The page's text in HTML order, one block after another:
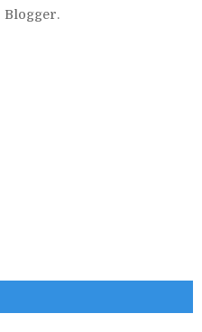
Blogger.